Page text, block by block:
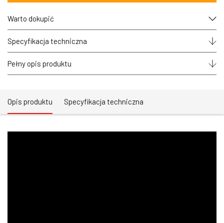
do
profilu
aluminiowego
architektonicznego
3m
Warto dokupić
Specyfikacja techniczna
Pełny opis produktu
Opis produktu Specyfikacja techniczna